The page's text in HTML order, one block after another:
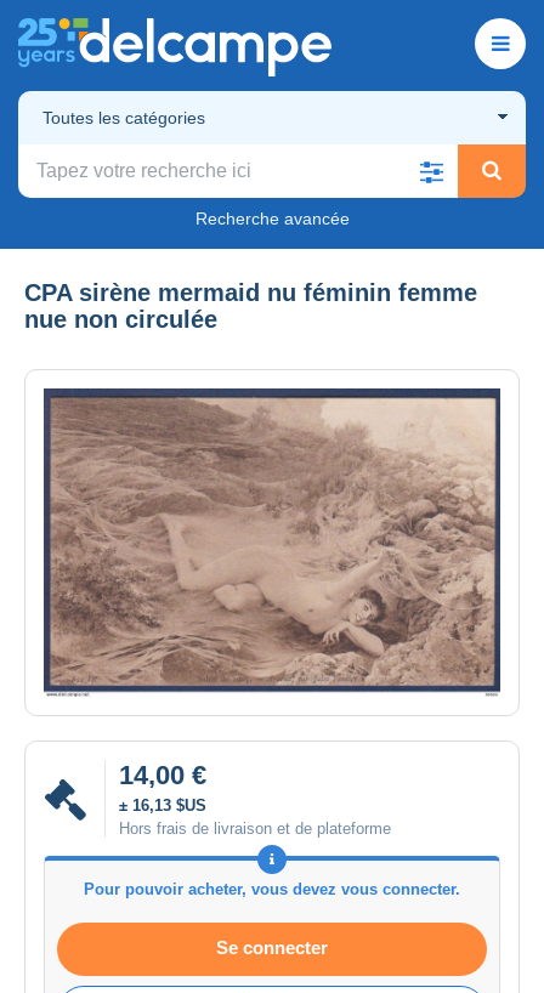
Toutes les catégories
Recherche avancée
CPA sirène mermaid nu féminin femme
nue non circulée
14,00 €
± 16,13 $US
Hors frais de livraison et de plateforme
Pour pouvoir acheter, vous devez vous connecter.
Se connecter